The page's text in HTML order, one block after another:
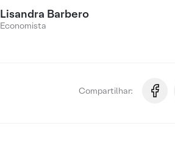
Lisandra Barbero
Economista
Compartilhar: